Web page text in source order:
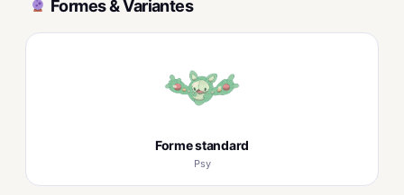
Formes & Variantes
Forme standard
Psy